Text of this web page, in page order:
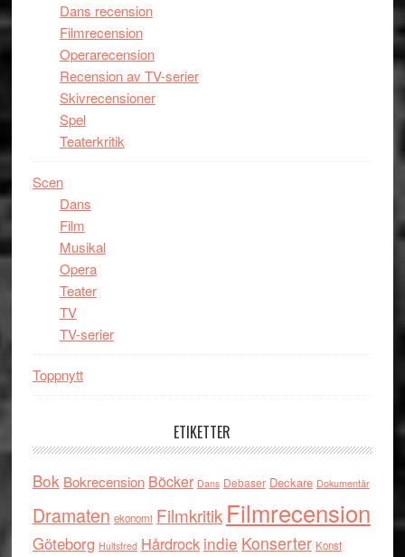
Dans recension
Filmrecension
Operarecension
Recension av TV-serier
Skivrecensioner
Spel
Teaterkritik
Scen
Dans
Film
Musikal
Opera
Teater
TV
TV-serier
Toppnytt
ETIKETTER
Bok Bokrecension Böcker Dans Debaser Deckare Dokumentär
Dramaten ekonomi Filmkritik Filmrecension
Göteborg Hultsfred Hårdrock indie Konserter Konst